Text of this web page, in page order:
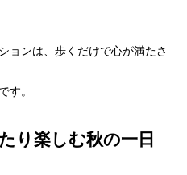
ョンは、歩くだけで心が満たさ
す。
り楽しむ秋の一日